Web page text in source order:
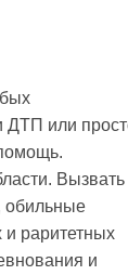
ДТП или
Вызвать
обильные
и раритетных
и